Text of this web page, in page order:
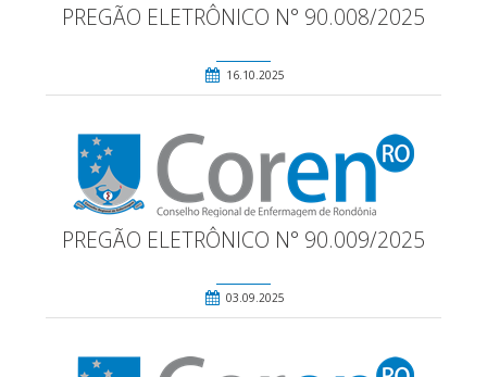
PREGÃO ELETRÔNICO N° 90.008/2025
16.10.2025
PREGÃO ELETRÔNICO N° 90.009/2025
03.09.2025